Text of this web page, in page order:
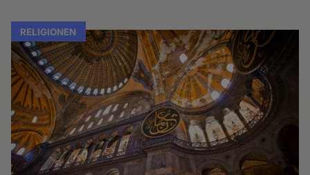
RELIGIONEN